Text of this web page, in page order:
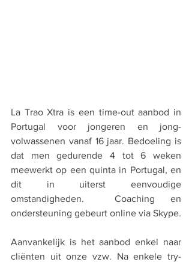
La Trao Xtra is een time-out aanbod in
Portugal voor jongeren en jong-
volwassenen vanaf 16 jaar. Bedoeling is
dat men gedurende 4 tot 6 weken
meewerkt op een quinta in Portugal, en
dit in uiterst eenvoudige
omstandigheden.  Coaching en
ondersteuning gebeurt online via Skype.
Aanvankelijk is het aanbod enkel naar
cliënten uit onze vzw. Na enkele try-